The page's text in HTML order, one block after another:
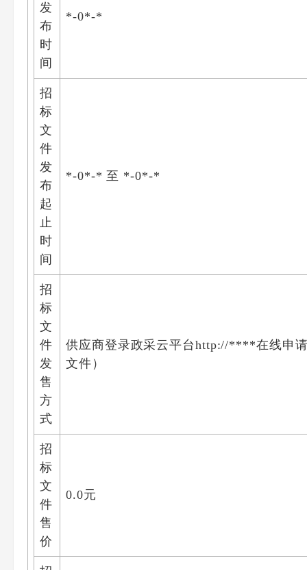
发
布
时
间
*-0*-*
招
标
文
件
发
布
起
止
时
间
*-0*-* 至 *-0*-*
招
标
文
件
发
售
方
式
供应商登录政采云平台http://****在线申
文件）
招
标
文
件
售
价
0.0元